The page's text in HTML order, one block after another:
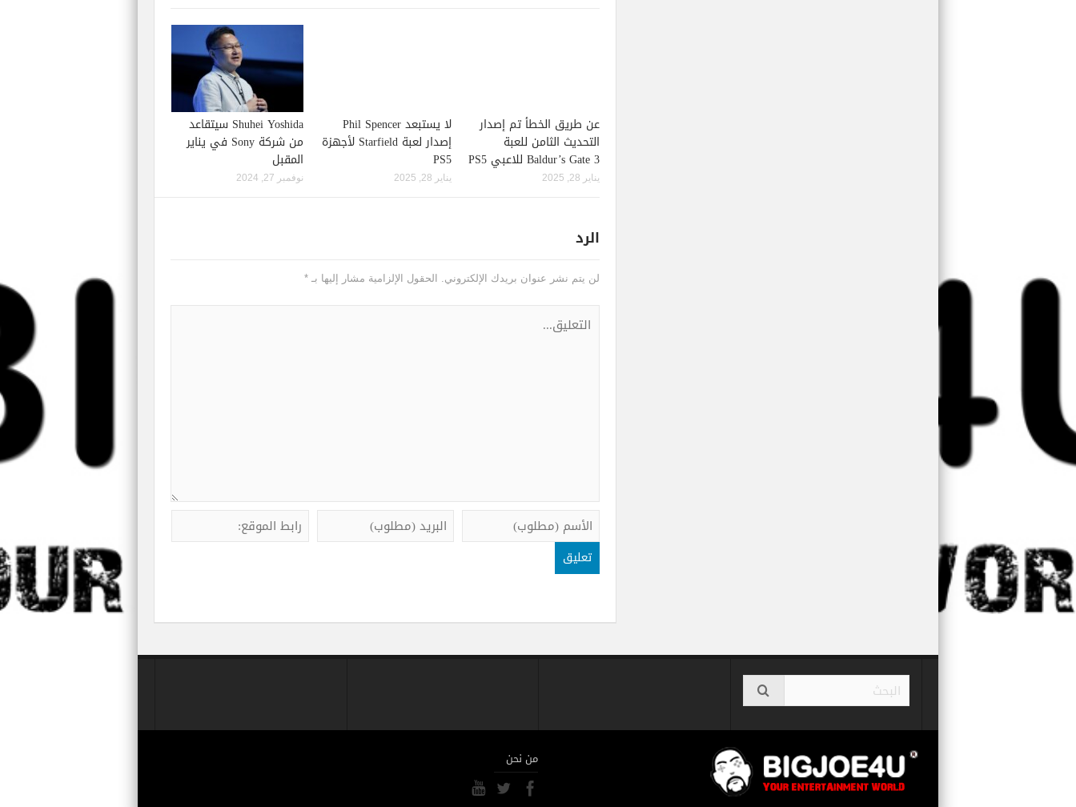
عن طريق الخطأ تم إصدار
التحديث الثامن للعبة
Baldur’s Gate 3 للاعبي PS5
يناير 28, 2025
لا يستبعد Phil Spencer
إصدار لعبة Starfield لأجهزة
PS5
يناير 28, 2025
Shuhei Yoshida سيتقاعد
من شركة Sony في يناير
المقبل
نوفمبر 27, 2024
الرد
لن يتم نشر عنوان بريدك الإلكتروني. الحقول الإلزامية مشار إليها بـ *
من نحن